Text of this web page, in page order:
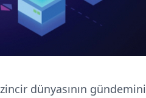
dünyasının gündemini